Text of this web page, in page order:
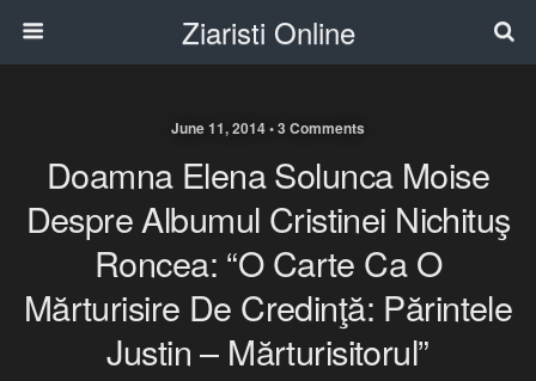
Ziaristi Online
June 11, 2014 • 3 Comments
Doamna Elena Solunca Moise
Despre Albumul Cristinei Nichituş
Roncea: “O Carte Ca O
Mărturisire De Credinţă: Părintele
Justin – Mărturisitorul”